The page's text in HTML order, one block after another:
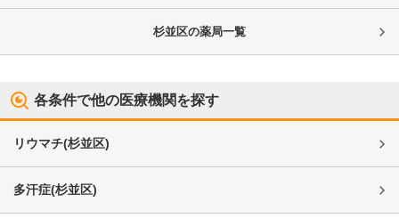
杉並区の薬局一覧
各条件で他の医療機関を探す
リウマチ(杉並区)
多汗症(杉並区)